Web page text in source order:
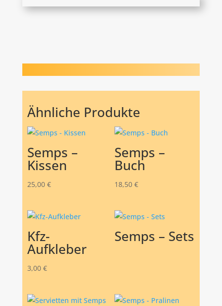
Ähnliche Produkte
Semps –
Kissen
25,00 €
Semps –
Buch
18,50 €
Kfz-
Aufkleber
3,00 €
Semps – Sets